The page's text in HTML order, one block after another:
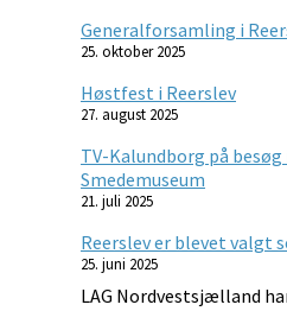
Generalforsamling i
25. oktober 2025
Høstfest i Reerslev
27. august 2025
TV-Kalundborg på besøg
Smedemuseum
21. juli 2025
Reerslev er blevet valgt
25. juni 2025
LAG Nordvestsjælland